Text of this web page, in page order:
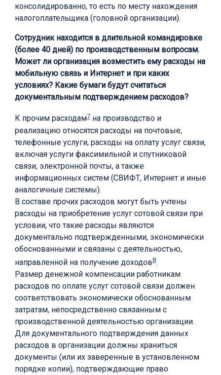
консолидированно, то есть по месту нахождения
налогоплательщика (головной организации).
Сотрудник находится в длительной командировке
(более 40 дней) по производственным вопросам.
Может ли организация возместить ему расходы на
мобильную связь и Интернет и при каких
условиях? Какие бумаги будут считаться
документальным подтверждением расходов?
К прочим расходам7 на производство и
реализацию относятся расходы на почтовые,
телефонные услуги, расходы на оплату услуг связи,
включая услуги факсимильной и спутниковой
связи, электронной почты, а также
информационных систем (СВИФТ, Интернет и иные
аналогичные системы).
В составе прочих расходов могут быть учтены
расходы на приобретение услуг сотовой связи при
условии, что такие расходы являются
документально подтвержденными, экономически
обоснованными и связаны с деятельностью,
направленной на получение доходов8.
Размер денежной компенсации работникам
расходов по оплате услуг сотовой связи должен
соответствовать экономически обоснованным
затратам, непосредственно связанным с
производственной деятельностью организации.
Для документального подтверждения данных
расходов в организации должны храниться
документы (или их заверенные в установленном
порядке копии), подтверждающие право